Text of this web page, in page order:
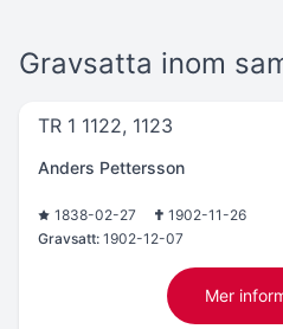
Gravsatta inom
TR 1 1122, 1123
Anders Pettersson
1838-02-27
1902-11-26
Gravsatt: 1902-12-07
Mer